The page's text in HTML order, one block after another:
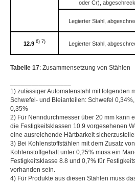
oder Cr),
Legierter Stahl,
12.9 6) 7) Legierter Stahl,
Tabelle 17: Zusammensetzung von Stählen
1) zulässiger Automatenstahl mit folgenden
Schwefel- und Bleianteilen: Schwefel
0,35%
2) Für Nenndurchmesser über 20 mm kann
die Festigkeitsklassen 10.9 vorgesehenen
eine ausreichende Härtbarkeit
3) Bei Kohlenstoffstählen mit dem Zusatz
Kohlenstoffgehalt unter 0,25% muss ein
Festigkeitsklasse 8.8 und 0,7% für
vorhanden sein.
4) Für Produkte aus diesen Stählen muss